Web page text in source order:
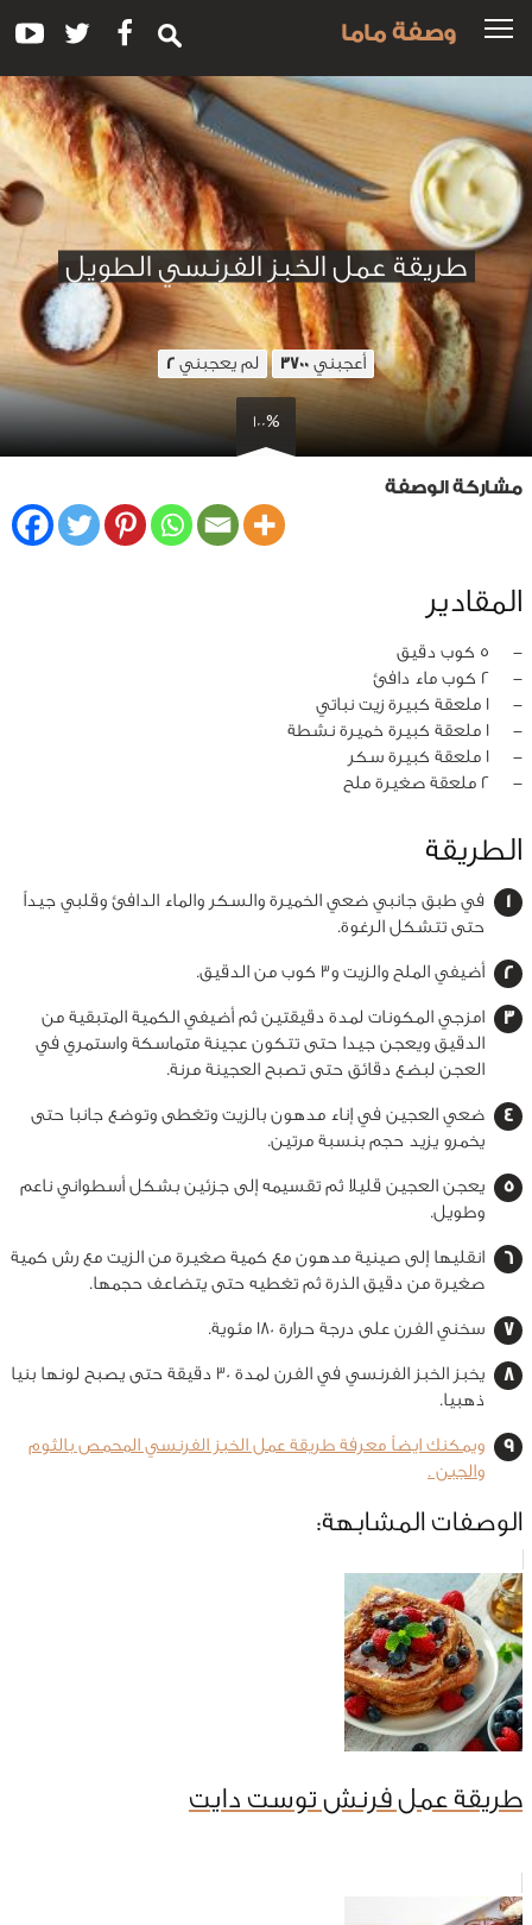
وصفة ماما
طريقة عمل الخبز الفرنسي الطويل
أعجبني 3700 لم يعجبني 2
100%
مشاركة الوصفة
المقادير
‏-
5 كوب دقيق
‏-
2 كوب ماء دافئ
‏-
1 ملعقة كبيرة زيت نباتي
‏-
1 ملعقة كبيرة خميرة نشطة
‏-
1 ملعقة كبيرة سكر
‏-
2 ملعقة صغيرة ملح
الطريقة
في طبق جانبي ضعي الخميرة والسكر والماء الدافئ وقلبي جيداً
حتى تتشكل الرغوة.
أضيفي الملح والزيت و3 كوب من الدقيق.
امزجي المكونات لمدة دقيقتين ثم أضيفي الكمية المتبقية من
الدقيق ويعجن جيدا حتى تتكون عجينة متماسكة واستمري في
العجن لبضع دقائق حتى تصبح العجينة مرنة.
ضعي العجين في إناء مدهون بالزيت وتغطى وتوضع جانبا حتى
يخمرو يزيد حجم بنسبة مرتين.
يعجن العجين قليلا ثم تقسيمه إلى جزئين بشكل أسطواني ناعم
وطويل.
انقليها إلى صينية مدهون مع كمية صغيرة من الزيت مع رش كمية
صغيرة من دقيق الذرة ثم تغطيه حتى يتضاعف حجمها.
سخني الفرن على درجة حرارة 180 مئوية.
يخبز الخبز
الفرنسي في الفرن لمدة 30 دقيقة حتى يصبح لونها بنيا
ذهبيا.
ويمكنك ايضاً معرفة طريقة عمل الخبز الفرنسي المحمص بالثوم
والجبن .
الوصفات المشابهة:
طريقة عمل فرنش توست دايت